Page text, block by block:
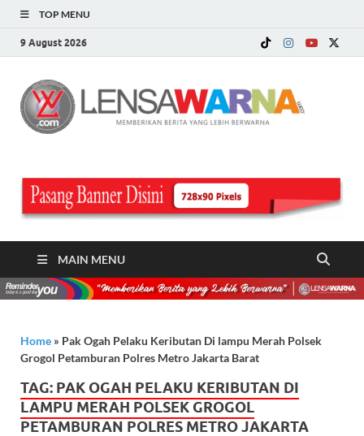
TOP MENU
9 August 2026
MAIN MENU
Home » Pak Ogah Pelaku Keributan Di lampu Merah Polsek
Grogol Petamburan Polres Metro Jakarta Barat
TAG: PAK OGAH PELAKU KERIBUTAN DI
LAMPU MERAH POLSEK GROGOL
PETAMBURAN POLRES METRO JAKARTA